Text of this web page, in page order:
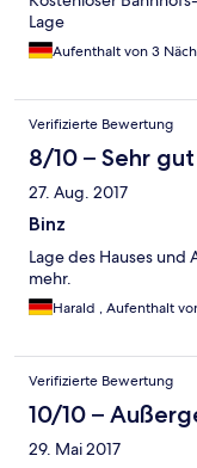
Lage
Aufenthalt von 3
Verifizierte Bewertung
8/10 – Sehr gut
27. Aug. 2017
Binz
Lage des Hauses und
mehr.
Harald , Aufenthalt
Verifizierte Bewertung
10/10 –
29. Mai 2017